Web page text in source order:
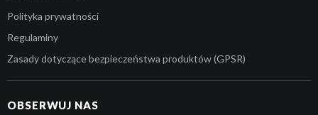
Polityka prywatności
Regulaminy
Zasady dotyczące bezpieczeństwa produktów (GPSR)
OBSERWUJ NAS